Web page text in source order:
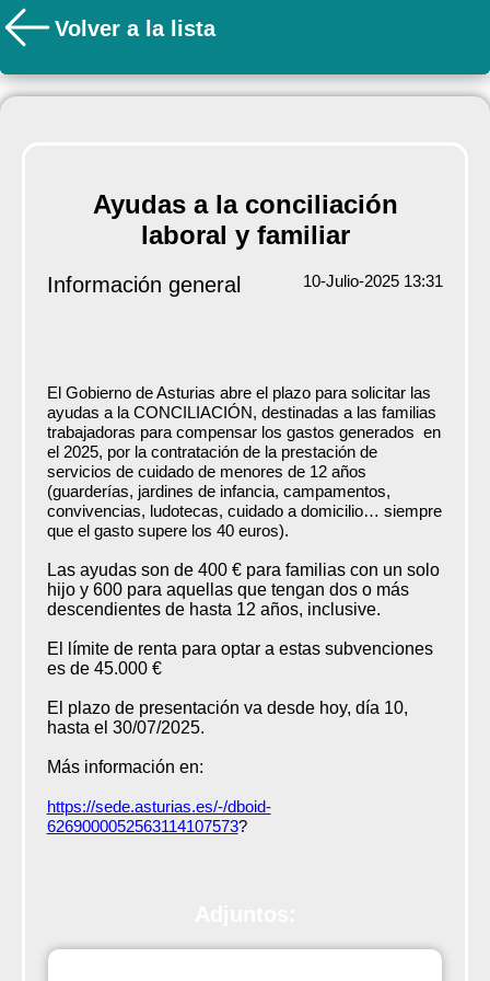
Volver a la lista
Ayudas a la conciliación
laboral y familiar
Información general 10-Julio-2025 13:31
El Gobierno de Asturias abre el plazo para solicitar las
ayudas a la CONCILIACIÓN, destinadas a las familias
trabajadoras para compensar los gastos generados en
el 2025, por la contratación de la prestación de
servicios de cuidado de menores de 12 años
(guarderías, jardines de infancia, campamentos,
convivencias, ludotecas, cuidado a domicilio… siempre
que el gasto supere los 40 euros).
Las ayudas son de 400 € para familias con un solo
hijo y 600 para aquellas que tengan dos o más
descendientes de hasta 12 años, inclusive.
El límite de renta para optar a estas subvenciones
es de 45.000 €
El plazo de presentación va desde hoy, día 10,
hasta el 30/07/2025.
Más información en:
https://sede.asturias.es/-/dboid-
6269000052563114107573?